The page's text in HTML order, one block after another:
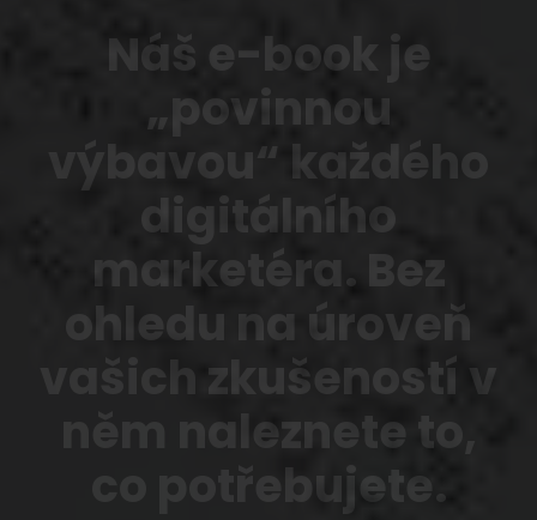
Náš e-book je
„povinnou
výbavou“ každého
digitálního
marketéra. Bez
ohledu na úroveň
vašich zkušeností v
něm naleznete to,
co potřebujete.